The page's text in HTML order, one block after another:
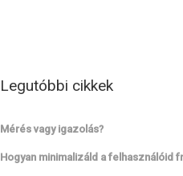
Legutóbbi cikkek
Mérés vagy igazolás?
Hogyan minimalizáld a felhasználóid